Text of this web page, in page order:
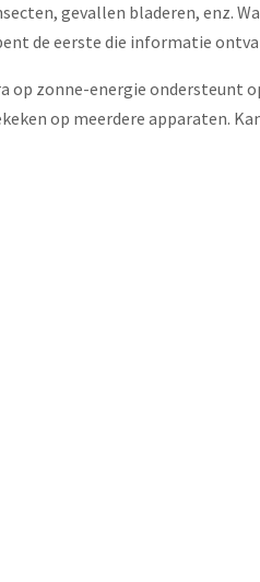
gevallen bladeren, enz.
de eerste die informatie
op zonne-energie
op meerdere apparaten.